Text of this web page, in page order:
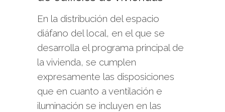
En la distribución del espacio
diáfano del local, en el que se
desarrolla el programa principal de
la vivienda, se cumplen
expresamente las disposiciones
que en cuanto a ventilación e
iluminación se incluyen en las